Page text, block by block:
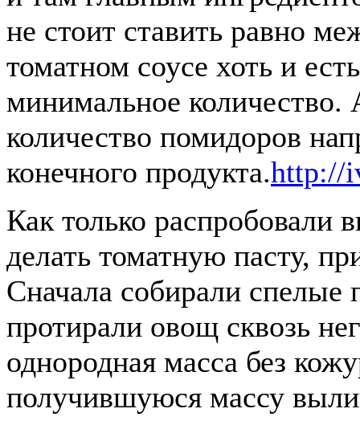
не стоит ставить равно
томатном соусе хоть и
минимальное количество.
количество помидоров
конечного продукта.http://
Как только распробовали
делать томатную пасту,
Сначала собирали
протирали овощ сквозь
однородная масса без
получившуюся массу